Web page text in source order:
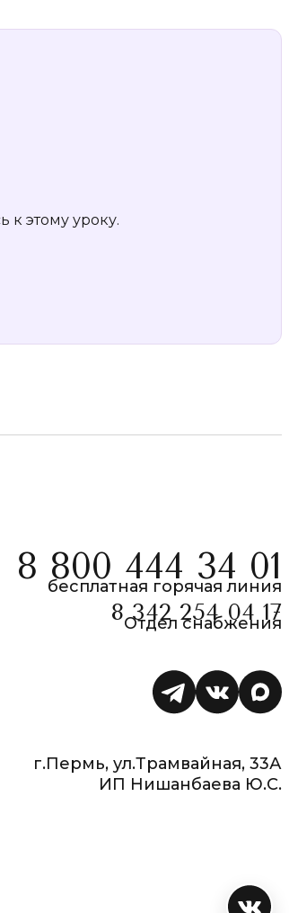
к этому уроку.
8 800 444 34 01
бесплатная горячая линия
8 342 254 04 17
Отдел снабжения
г.Пермь, ул.Трамвайная, 33А
ИП Нишанбаева Ю.С.